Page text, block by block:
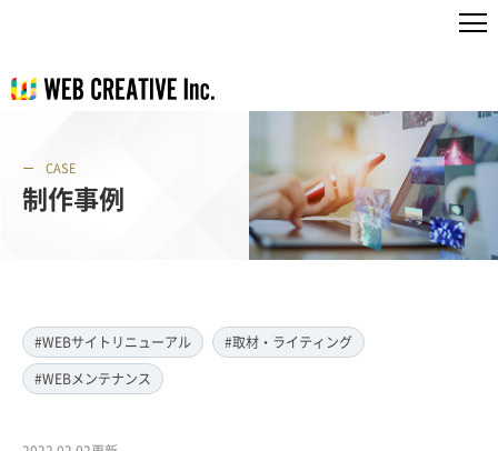
CASE
制作事例
#WEBサイトリニューアル
#取材・ライティング
#WEBメンテナンス